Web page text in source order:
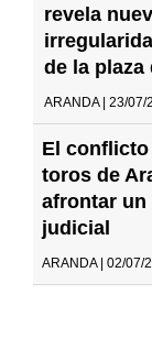
revela
de la plaza
ARANDA | 23/07/
El conflicto
toros de
afrontar
judicial
ARANDA | 02/07/